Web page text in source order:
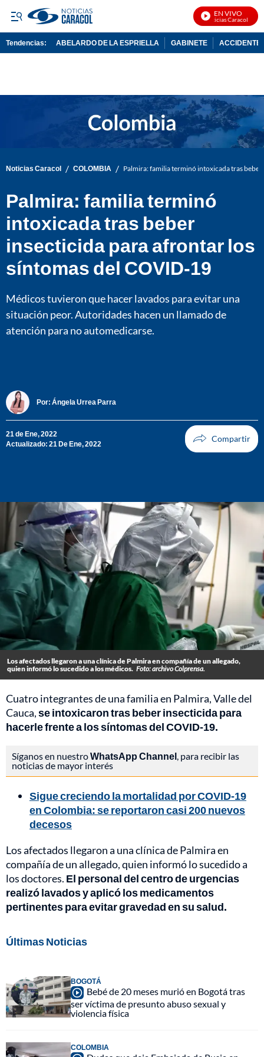
EN VIVO
Noticias Caracol En
Tendencias: ABELARDO DE LA ESPRIELLA GABINETE ACCIDENTE
Noticias Caracol / COLOMBIA / Palmira: familia terminó intoxicada tras
Palmira: familia terminó
intoxicada tras beber
insecticida para afrontar los
síntomas del COVID-19
Médicos tuvieron que hacer lavados para evitar una
situación peor. Autoridades hacen un llamado de
atención para no automedicarse.
Por: Ángela Urrea Parra
21 de Ene, 2022
Actualizado: 21 De Ene, 2022
Los afectados llegaron a una clínica de Palmira en compañía de un allegado,
quien informó lo sucedido a los médicos. Foto: archivo Colprensa.
Cuatro integrantes de una familia en Palmira, Valle del
Cauca,se intoxicaron tras beber insecticida para
hacerle frente a los síntomas del COVID-19.
Síganos en nuestroWhatsApp Channel, para recibir las
noticias de mayor interés
Sigue creciendo la mortalidad por COVID-19
en Colombia: se reportaron casi 200 nuevos
decesos
Los afectados llegaron a una clínica de Palmira en
compañía de un allegado, quien informó lo sucedido a
los doctores. El personal del centro de urgencias
realizó lavados y aplicó los medicamentos
pertinentes para evitar gravedad en su salud.
Últimas Noticias
BOGOTÁ
Bebé de 20 meses murió en Bogotá tras
ser víctima de presunto abuso sexual y
violencia física
COLOMBIA